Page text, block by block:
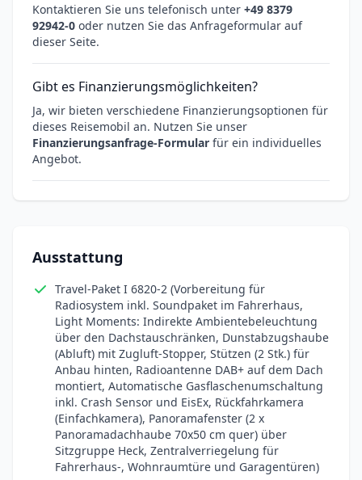
Kontaktieren Sie uns telefonisch unter +49 8379
92942-0 oder nutzen Sie das Anfrageformular auf
dieser Seite.
Gibt es Finanzierungsmöglichkeiten?
Ja, wir bieten verschiedene Finanzierungsoptionen für
dieses Reisemobil an. Nutzen Sie unser
Finanzierungsanfrage-Formular für ein individuelles
Angebot.
Ausstattung
Travel-Paket I 6820-2 (Vorbereitung für
Radiosystem inkl. Soundpaket im Fahrerhaus,
Light Moments: Indirekte Ambientebeleuchtung
über den Dachstauschränken, Dunstabzugshaube
(Abluft) mit Zugluft-Stopper, Stützen (2 Stk.) für
Anbau hinten, Radioantenne DAB+ auf dem Dach
montiert, Automatische Gasflaschenumschaltung
inkl. Crash Sensor und EisEx, Rückfahrkamera
(Einfachkamera), Panoramafenster (2 x
Panoramadachhaube 70x50 cm quer) über
Sitzgruppe Heck, Zentralverriegelung für
Fahrerhaus-, Wohnraumtüre und Garagentüren)